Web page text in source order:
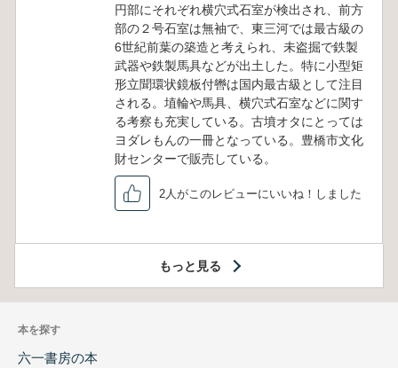
円部にそれぞれ横穴式石室が検出され、前方
部の２号石室は無袖で、東三河では最古級の
6世紀前葉の築造と考えられ、未盗掘で鉄製
武器や鉄製馬具などが出土した。特に小型矩
形立聞環状鏡板付轡は国内最古級として注目
される。埴輪や馬具、横穴式石室などに関す
る考察も充実している。古墳オタにとっては
ヨダレもんの一冊となっている。豊橋市文化
財センターで販売している。
2人がこのレビューにいいね！しました
もっと見る
本を探す
六一書房の本